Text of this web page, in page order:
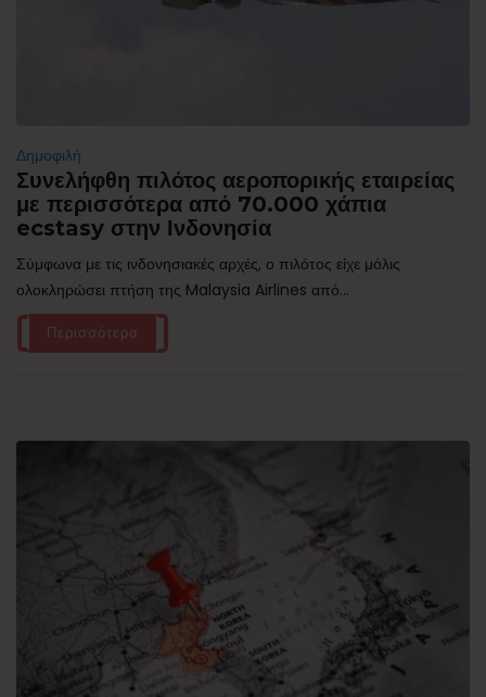
Δημοφιλή
Συνελήφθη πιλότος αεροπορικής εταιρείας
με περισσότερα από 70.000 χάπια
ecstasy στην Ινδονησία
Σύμφωνα με τις ινδονησιακές αρχές, ο πιλότος είχε μόλις
ολοκληρώσει πτήση της Malaysia Airlines από...
Περισσότερα